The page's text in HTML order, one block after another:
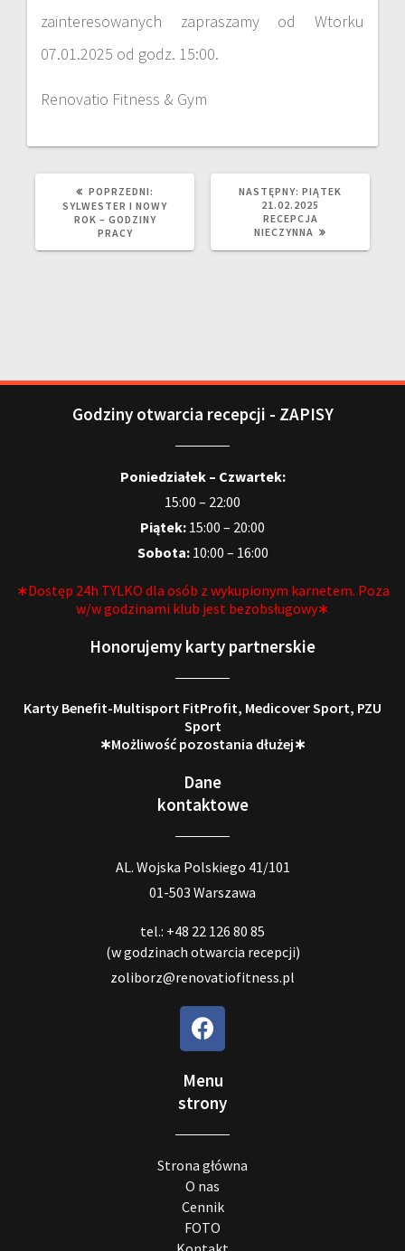
zainteresowanych zapraszamy od Wtorku
07.01.2025 od godz. 15:00.
Renovatio Fitness & Gym
POPRZEDNI:
SYLWESTER I NOWY
ROK – GODZINY
PRACY
NASTĘPNY: PIĄTEK
21.02.2025
RECEPCJA
NIECZYNNA
Godziny otwarcia recepcji - ZAPISY
Poniedziałek – Czwartek:
15:00 – 22:00
Piątek: 15:00 – 20:00
Sobota:10:00 – 16:00
∗Dostęp 24h TYLKO dla osób z wykupionym karnetem. Poza
w/w godzinami klub jest bezobsługowy∗
Honorujemy karty partnerskie
Karty Benefit-Multisport FitProfit, Medicover Sport, PZU
Sport
∗Możliwość pozostania dłużej∗
Dane
kontaktowe
AL. Wojska Polskiego 41/101
01-503 Warszawa
tel.: +48 22 126 80 85
(w godzinach otwarcia recepcji)
zoliborz@renovatiofitness.pl
Menu
strony
Strona główna
O nas
Cennik
FOTO